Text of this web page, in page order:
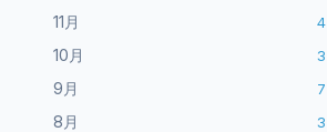
11月 4
10月 3
9月 7
8月 3